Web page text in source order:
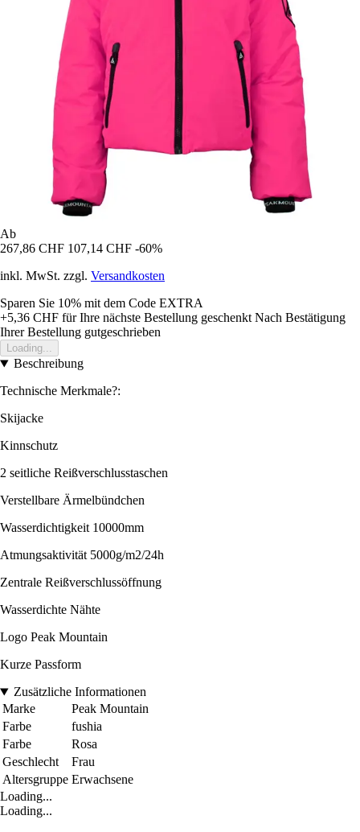
Ab
267,86 CHF 107,14 CHF -60%
inkl. MwSt. zzgl. Versandkosten
Sparen Sie 10% mit dem Code EXTRA
+5,36 CHF für Ihre nächste Bestellung geschenkt Nach Bestätigung
Ihrer Bestellung gutgeschrieben
Loading...
Beschreibung
Technische Merkmale?:
Skijacke
Kinnschutz
2 seitliche Reißverschlusstaschen
Verstellbare Ärmelbündchen
Wasserdichtigkeit 10000mm
Atmungsaktivität 5000g/m2/24h
Zentrale Reißverschlussöffnung
Wasserdichte Nähte
Logo Peak Mountain
Kurze Passform
Zusätzliche Informationen
Marke
Peak Mountain
Farbe
fushia
Farbe
Rosa
Geschlecht
Frau
Altersgruppe Erwachsene
Loading...
Loading...